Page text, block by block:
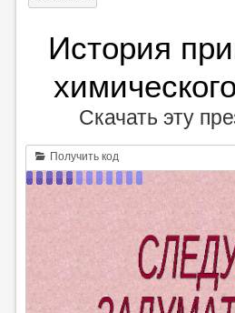
История
Скачать эту
Получить код